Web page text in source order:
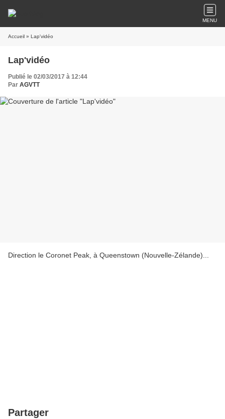
MENU
Accueil » Lap'vidéo
Lap'vidéo
Publié le 02/03/2017 à 12:44
Par AGVTT
Direction le Coronet Peak, à Queenstown (Nouvelle-Zélande)...
Partager